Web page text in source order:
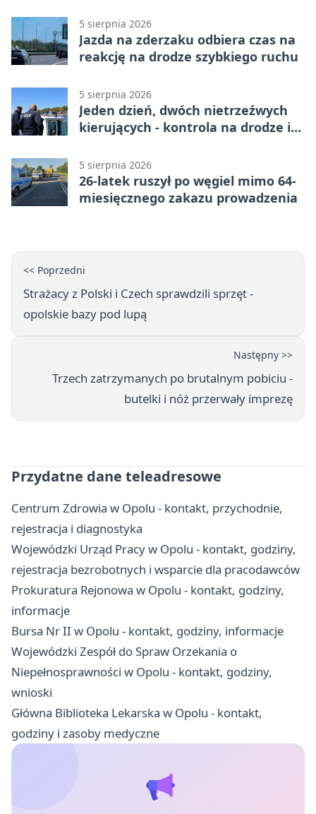
5 sierpnia 2026
Jazda na zderzaku odbiera czas na
reakcję na drodze szybkiego ruchu
5 sierpnia 2026
Jeden dzień, dwóch nietrzeźwych
kierujących - kontrola na drodze i
5 sierpnia 2026
26-latek ruszył po węgiel mimo 64-
miesięcznego zakazu prowadzenia
<< Poprzedni
Strażacy z Polski i Czech sprawdzili sprzęt -
opolskie bazy pod lupą
Następny >>
Trzech zatrzymanych po brutalnym pobiciu -
butelki i nóż przerwały imprezę
Przydatne dane teleadresowe
Centrum Zdrowia w Opolu - kontakt, przychodnie,
rejestracja i diagnostyka
Wojewódzki Urząd Pracy w Opolu - kontakt, godziny,
rejestracja bezrobotnych i wsparcie dla pracodawców
Prokuratura Rejonowa w Opolu - kontakt, godziny,
informacje
Bursa Nr II w Opolu - kontakt, godziny, informacje
Wojewódzki Zespół do Spraw Orzekania o
Niepełnosprawności w Opolu - kontakt, godziny,
wnioski
Główna Biblioteka Lekarska w Opolu - kontakt,
godziny i zasoby medyczne